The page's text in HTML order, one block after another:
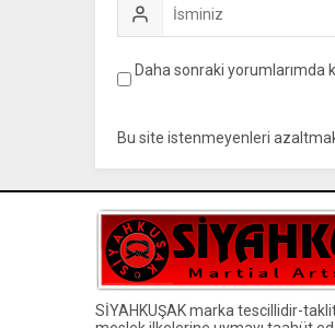
Daha sonraki yorumlarımda
Bu site istenmeyenleri
SİYAHKUŞAK marka tescillidir-